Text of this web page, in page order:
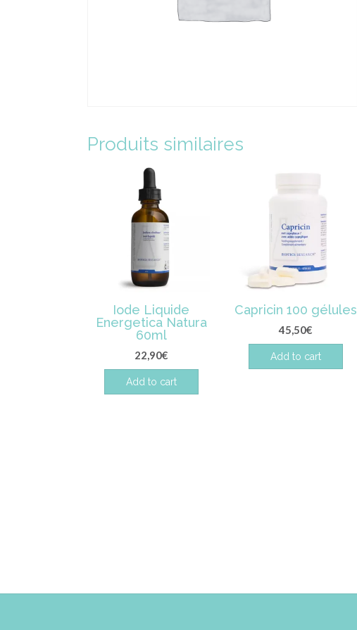
Produits similaires
Iode Liquide
Energetica Natura
60ml
22,90€
Add to cart
Capricin 100 gélules
45,50€
Add to cart